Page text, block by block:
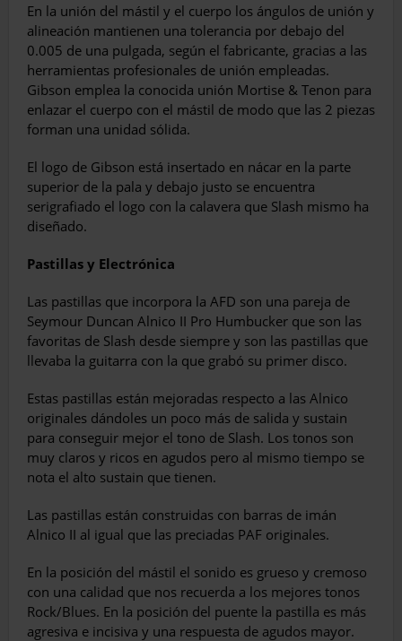
En la unión del mástil y el cuerpo los ángulos de unión y
alineación mantienen una tolerancia por debajo del
0.005 de una pulgada, según el fabricante, gracias a las
herramientas profe­sionales de unión empleadas.
Gibson emplea la conocida unión Mortise & Tenon para
en­lazar el cuerpo con el mástil de modo que las 2 piezas
forman una unidad sólida.
El logo de Gibson está insertado en nácar en la parte
superior de la pala y debajo justo se encuentra
serigrafiado el logo con la ca­lavera que Slash mismo ha
diseñado.
Pastillas y Electrónica
Las pastillas que incorpora la AFD son una pareja de
Seymour Duncan Alnico II Pro Humbucker que son las
favoritas de Slash desde siempre y son las pastillas que
llevaba la guitarra con la que grabó su primer disco.
Estas pastillas están mejoradas respec­to a las Alnico
originales dándoles un poco más de salida y sustain
para conseguir mejor el tono de Slash. Los tonos son
muy claros y ricos en agudos pero al mismo tiempo se
nota el alto sustain que tienen.
Las pastillas están construidas con barras de imán
Alnico II al igual que las preciadas PAF originales.
En la posición del mástil el sonido es grueso y cremoso
con una calidad que nos recuerda a los mejores tonos
Rock/Blues. En la posición del puente la pastilla es más
agresiva e incisiva y una respuesta de agu­dos mayor.